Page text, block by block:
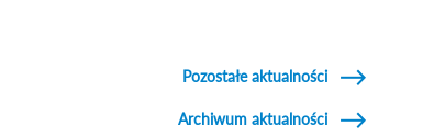
Pozostałe aktualności
Archiwum aktualności